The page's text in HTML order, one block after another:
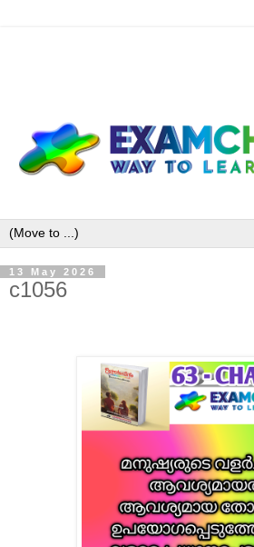
13 May 2026
c1056